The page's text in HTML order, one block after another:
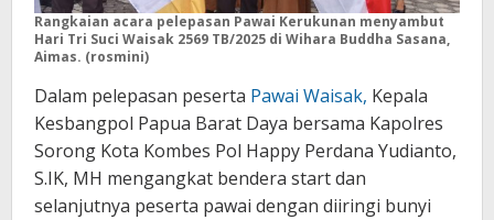
Rangkaian acara pelepasan Pawai Kerukunan menyambut
Hari Tri Suci Waisak 2569 TB/2025 di Wihara Buddha Sasana,
Aimas. (rosmini)
Dalam pelepasan peserta Pawai Waisak, Kepala
Kesbangpol Papua Barat Daya bersama Kapolres
Sorong Kota Kombes Pol Happy Perdana Yudianto,
S.IK, MH mengangkat bendera start dan
selanjutnya peserta pawai dengan diiringi bunyi